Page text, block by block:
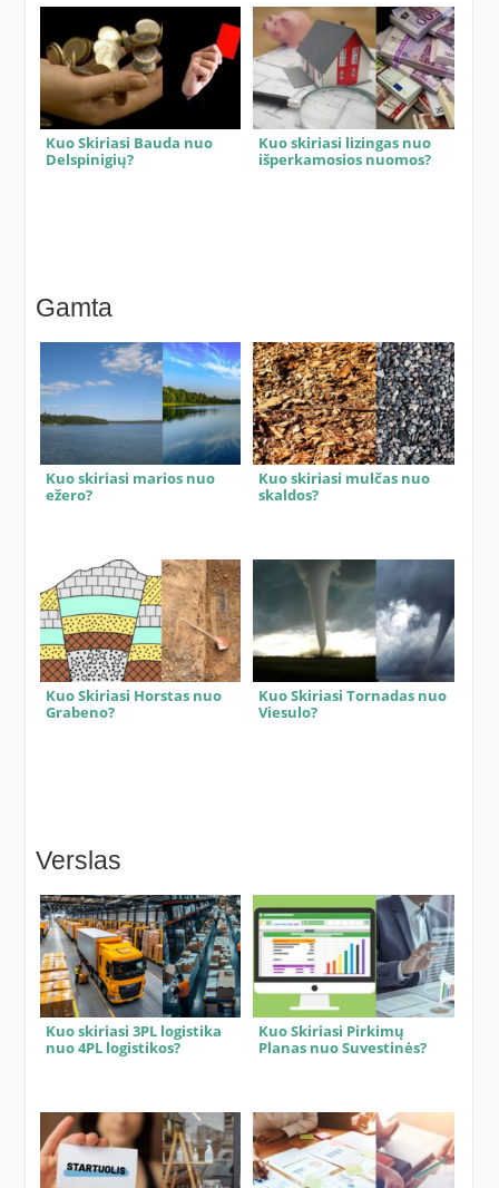
Kuo Skiriasi Bauda nuo
Delspinigių?
Kuo skiriasi lizingas nuo
išperkamosios nuomos?
Gamta
Kuo skiriasi marios nuo
ežero?
Kuo skiriasi mulčas nuo
skaldos?
Kuo Skiriasi Horstas nuo
Grabeno?
Kuo Skiriasi Tornadas nuo
Viesulo?
Verslas
Kuo skiriasi 3PL logistika
nuo 4PL logistikos?
Kuo Skiriasi Pirkimų
Planas nuo Suvestinės?